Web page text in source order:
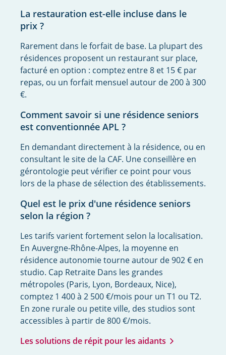
La restauration est-elle incluse dans le
prix ?
Rarement dans le forfait de base. La plupart des
résidences proposent un restaurant sur place,
facturé en option : comptez entre 8 et 15 € par
repas, ou un forfait mensuel autour de 200 à 300
€.
Comment savoir si une résidence seniors
est conventionnée APL ?
En demandant directement à la résidence, ou en
consultant le site de la CAF. Une conseillère en
gérontologie peut vérifier ce point pour vous
lors de la phase de sélection des établissements.
Quel est le prix d'une résidence seniors
selon la région ?
Les tarifs varient fortement selon la localisation.
En Auvergne-Rhône-Alpes, la moyenne en
résidence autonomie tourne autour de 902 € en
studio. Cap Retraite Dans les grandes
métropoles (Paris, Lyon, Bordeaux, Nice),
comptez 1 400 à 2 500 €/mois pour un T1 ou T2.
En zone rurale ou petite ville, des studios sont
accessibles à partir de 800 €/mois.
Les solutions de répit pour les aidants